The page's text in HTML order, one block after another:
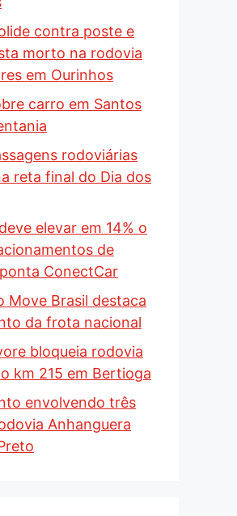
contra poste e
morto na rodovia
em Ourinhos
carro em Santos
rodoviárias
reta final do Dia dos
elevar em 14% o
de
ConectCar
Move Brasil destaca
da frota nacional
bloqueia rodovia
km 215 em Bertioga
envolvendo três
Anhanguera